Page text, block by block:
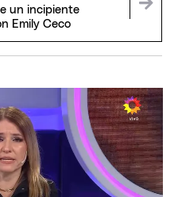
un incipiente
Emily Ceco